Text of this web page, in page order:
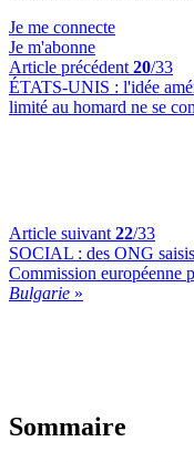
Je me connecte
Je m'abonne
Article précédent 20/33
ÉTATS-UNIS : l'idée
limité au homard ne se
Article suivant 22/33
SOCIAL : des ONG
Commission européenne
Bulgarie »
Sommaire